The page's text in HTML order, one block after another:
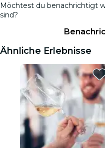
Möchtest du benachrichtigt
sind?
Ähnliche Erlebnisse